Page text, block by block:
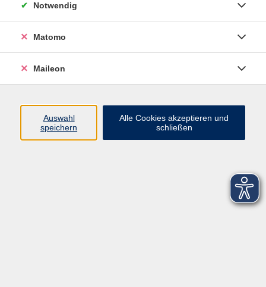
Notwendig
Matomo
Maileon
Auswahl
speichern
Alle Cookies akzeptieren und
schließen